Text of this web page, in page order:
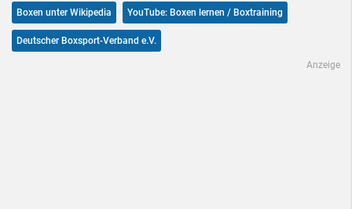
Boxen unter Wikipedia YouTube: Boxen lernen / Boxtraining
Deutscher Boxsport-Verband e.V.
Anzeige